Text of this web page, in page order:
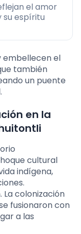
el amor
su espíritu
embellecen el
también
un puente
en la
cultural
indígena,
La colonización
fusionaron con
a las